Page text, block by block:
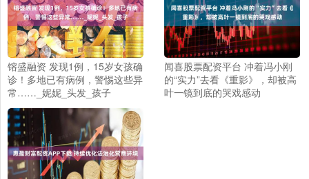
镕盛融资 发现1例，15岁女孩确
诊！多地已有病例，警惕这些异
常……_妮妮_头发_孩子
闻喜股票配资平台 冲着冯小刚
的“实力”去看《重影》，却被高
叶一镜到底的哭戏感动